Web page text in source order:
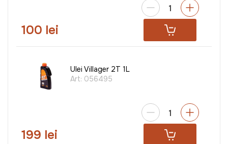
100 lei
Ulei Villager 2T 1L
Art: 056495
199 lei